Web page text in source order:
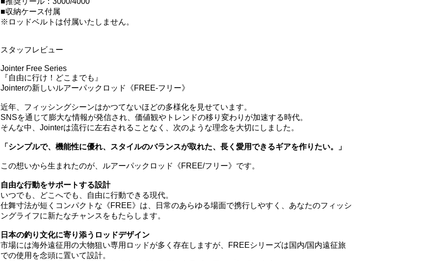
■収納ケース付属
※ロッドベルトは付属いたしません。
スタッフレビュー
Jointer Free Series
『自由に行け！どこまでも』
Jointerの新しいルアーパックロッド《FREE-フリー》
近年、フィッシングシーンはかつてないほどの多様化を見せています。
SNSを通じて膨大な情報が発信され、価値観やトレンドの移り変わりが加速する時代。
そんな中、Jointerは流行に左右されることなく、次のような理念を大切にしました。
「シンプルで、機能性に優れ、スタイルのバランスが取れた、長く愛用できるギアを作りたい。」
この想いから生まれたのが、ルアーパックロッド《FREE/フリー》です。
自由な行動をサポートする設計
いつでも、どこへでも、自由に行動できる現代。
仕舞寸法が短くコンパクトな《FREE》は、日常のあらゆる場面で携行しやすく、あなたのフィッシ
ングライフに新たなチャンスをもたらします。
日本の釣り文化に寄り添うロッドデザイン
市場には海外遠征用の大物狙い専用ロッドが多く存在しますが、FREEシリーズは国内/国内遠征旅
での使用を念頭に置いて設計。